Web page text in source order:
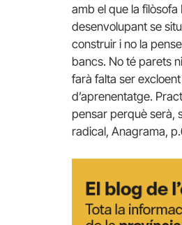
amb el que la
desenvolupant se
construir i no la
bancs. No té parets
farà falta ser
d’aprenentatge.
pensar perquè serà,
radical, Anagrama,